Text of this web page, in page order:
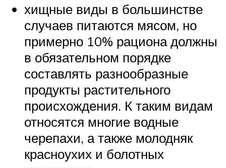
хищные виды в большинстве
случаев питаются мясом, но
примерно 10% рациона должны
в обязательном порядке
составлять разнообразные
продукты растительного
происхождения. К таким видам
относятся многие водные
черепахи, а также молодняк
красноухих и болотных